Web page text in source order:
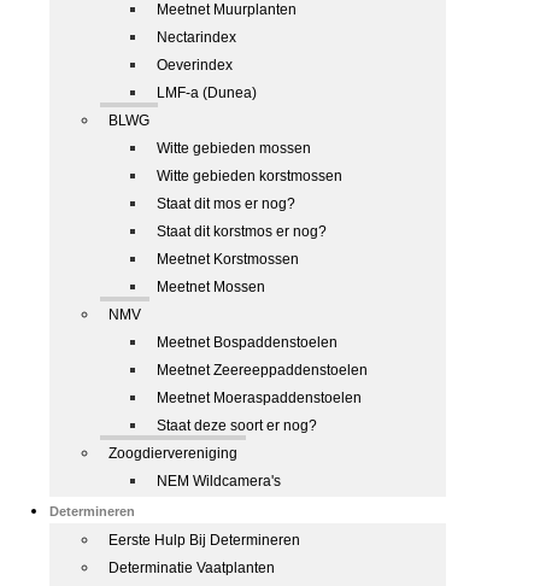
Meetnet Muurplanten
Nectarindex
Oeverindex
LMF-a (Dunea)
BLWG
Witte gebieden mossen
Witte gebieden korstmossen
Staat dit mos er nog?
Staat dit korstmos er nog?
Meetnet Korstmossen
Meetnet Mossen
NMV
Meetnet Bospaddenstoelen
Meetnet Zeereeppaddenstoelen
Meetnet Moeraspaddenstoelen
Staat deze soort er nog?
Zoogdiervereniging
NEM Wildcamera's
Determineren
Eerste Hulp Bij Determineren
Determinatie Vaatplanten